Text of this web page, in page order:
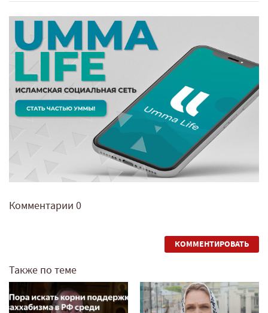
Комментарии 0
КОММЕНТИРОВАТЬ
Также по теме